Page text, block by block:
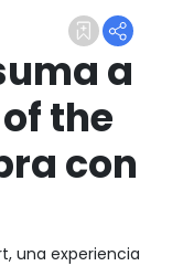
a
the
con
una experiencia